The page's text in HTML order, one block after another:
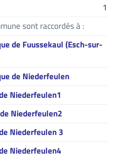
1
sont raccordés à :
de Fuussekaul (Esch-sur-
de Niederfeulen
Niederfeulen1
Niederfeulen2
Niederfeulen 3
Niederfeulen4